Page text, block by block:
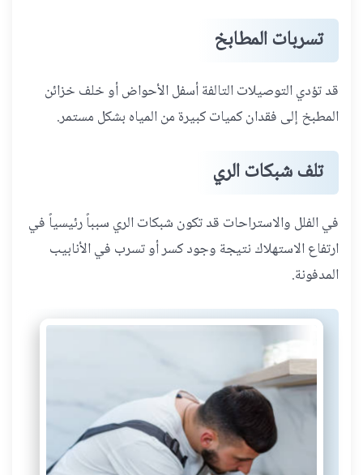
تسربات المطابخ
قد تؤدي التوصيلات التالفة أسفل الأحواض أو خلف خزائن
المطبخ إلى فقدان كميات كبيرة من المياه بشكل مستمر.
تلف شبكات الري
في الفلل والاستراحات قد تكون شبكات الري سبباً رئيسياً في
ارتفاع الاستهلاك نتيجة وجود كسر أو تسرب في الأنابيب
المدفونة.